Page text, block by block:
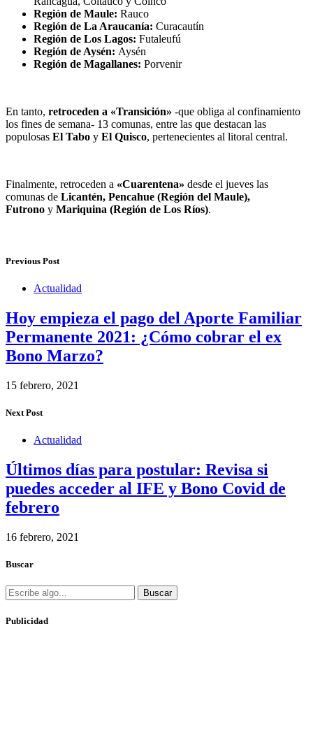
Región de Maule: Rauco
Región de La Araucanía: Curacautín
Región de Los Lagos: Futaleufú
Región de Aysén: Aysén
Región de Magallanes: Porvenir
En tanto, retroceden a «Transición» -que obliga al confinamiento
los fines de semana- 13 comunas, entre las que destacan las
populosas El Tabo y El Quisco, pertenecientes al litoral central.
Finalmente, retroceden a «Cuarentena» desde el jueves las
comunas de Licantén, Pencahue (Región del Maule),
Futrono y Mariquina (Región de Los Ríos).
Previous Post
Actualidad
Hoy empieza el pago del Aporte Familiar
Permanente 2021: ¿Cómo cobrar el ex
Bono Marzo?
15 febrero, 2021
Next Post
Actualidad
Últimos días para postular: Revisa si
puedes acceder al IFE y Bono Covid de
febrero
16 febrero, 2021
Buscar
Buscar
Publicidad